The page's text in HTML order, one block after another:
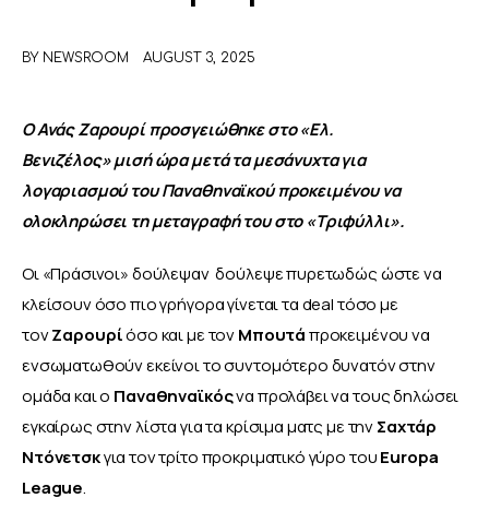
ΑΦΙΕΡΩΜΑΤΑ
BY NEWSROOM AUGUST 3, 2025
Ο Ανάς Ζαρουρί προσγειώθηκε στο «Ελ.
Βενιζέλος» μισή ώρα μετά τα μεσάνυχτα για
λογαριασμού του Παναθηναϊκού προκειμένου να
ολοκληρώσει τη μεταγραφή του στο «Τριφύλλι».
Οι «Πράσινοι» δούλεψαν  δούλεψε πυρετωδώς ώστε να
κλείσουν όσο πιο γρήγορα γίνεται τα deal τόσο με
τον Ζαρουρί όσο και με τον Μπουτά προκειμένου να
ενσωματωθούν εκείνοι το συντομότερο δυνατόν στην
ομάδα και ο Παναθηναϊκός να προλάβει να τους δηλώσει
εγκαίρως στην λίστα για τα κρίσιμα ματς με την Σαχτάρ
Ντόνετσκ για τον τρίτο προκριματικό γύρο του Europa
League.